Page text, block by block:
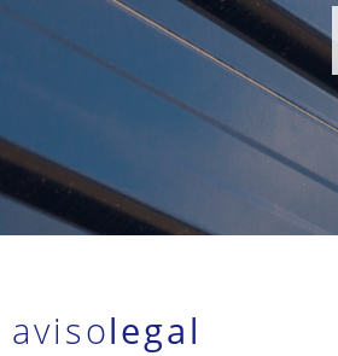
avisolegal